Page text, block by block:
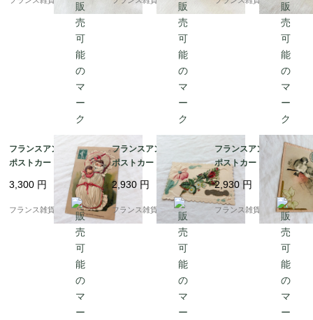
フランスアンティーク
ポストカード |おくるみ
に包まれた赤ちゃん ユ
ーモラスで愛らしい | 1
900年前後
3,300 円
フランス雑貨chouchou
フランスアンティーク
ポストカード | マーガ
レットや勿忘草 エンボ
ス加工（小鳥と草花）|
1900年頃（A008）
2,930 円
フランス雑貨chouchou
フランスアンティーク
ポストカード | 1906年
消印 立体エンボス加工
（小鳥と草花）| （B02
8）
2,930円
フランス雑貨chouchou